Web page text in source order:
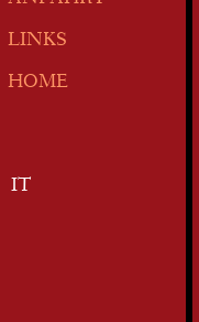
LINKS
HOME
IT